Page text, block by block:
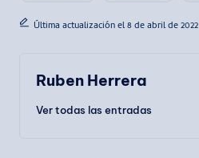
Última actualización el 8 de abril de 2022
Ruben Herrera
Ver todas las entradas